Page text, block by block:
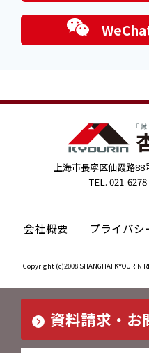
資料請求・お
上海市長寧区仙霞路
TEL. 021-
会社概要 プライバシ
Copyright (c)2008 SHANGHAI KYOURIN